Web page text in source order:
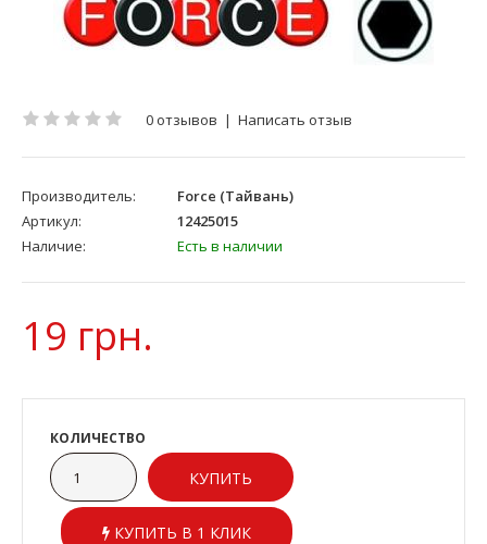
0 отзывов | Написать отзыв
Производитель:
Force (Тайвань)
Артикул:
12425015
Наличие:
Есть в наличии
19 грн.
КОЛИЧЕСТВО
КУПИТЬ В 1 КЛИК